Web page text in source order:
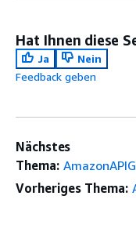
Hat Ihnen diese
Ja
Nein
Feedback geben
Nächstes
Thema:
Vorheriges Thema: